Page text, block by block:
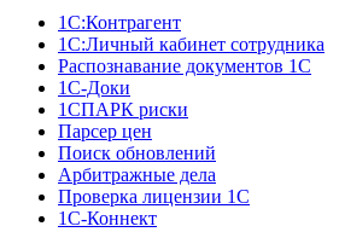
1C:Контрагент
1С:Личный кабинет сотрудника
Распознавание документов 1С
1С-Доки
1CПАРК риски
Парсер цен
Поиск обновлений
Арбитражные дела
Проверка лицензии 1С
1С-Коннект